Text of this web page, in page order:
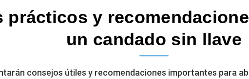
prácticos y
un candado sin llave
consejos útiles y recomendaciones importantes para